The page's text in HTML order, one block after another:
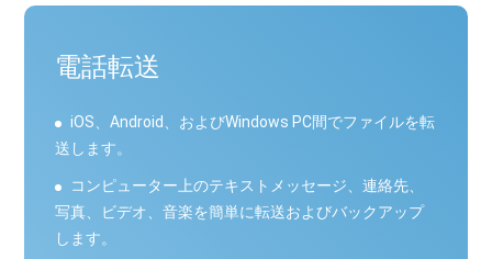
電話転送
iOS、Android、およびWindows PC間でファイルを転
送します。
コンピューター上のテキストメッセージ、連絡先、
写真、ビデオ、音楽を簡単に転送およびバックアップ
します。